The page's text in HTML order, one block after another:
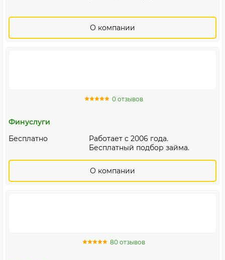
О компании
0 отзывов
Финуслуги
Бесплатно
Работает с 2006 года.
Бесплатный подбор займа.
О компании
80 отзывов